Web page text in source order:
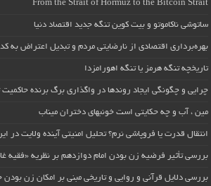
From the Strait of Hormuz to the Bitcoin Strait
ساتوشی ناکاموتو و بیت کوین تنگه جدید اقتصاد دنیا
بهره‌برداری اقتصادی از نارضایتی مردم و تبدیل اعتراض به
تاریخچه تنگه هرمز یا تنگه اهورامزدا
چرایی و چگونگی ایجاد روندها در واگذاری برگ برنده حاکمیت
مین ، آب و چه حکایتی است خونبهای دختران میناب
انتقال قدرت یا فروپاشی نرم؟ تحلیل امنیتی آینده ولایت در
بررسی تأثیر فرضیه زن بودن امام دوازدهم بر نظریه «فقیه
بررسی دلایل قرآنی و روایی و تاریخی مبنی بر امکان زن